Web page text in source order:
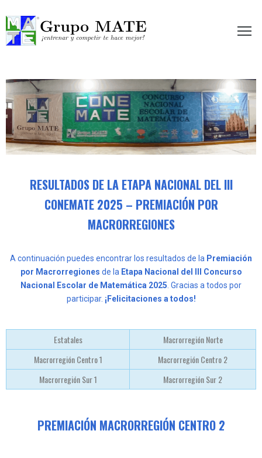
te hace mejor!
RESULTADOS DE LA ETAPA NACIONAL DEL III
CONEMATE 2025 – PREMIACIÓN POR
MACRORREGIONES
A continuación puedes encontrar los resultados de la Premiación
por Macrorregiones de la Etapa Nacional del III Concurso
Nacional Escolar de Matemática 2025. Gracias a todos por
participar. ¡Felicitaciones a todos!
Estatales
Macrorregión Norte
Macrorregión Centro 1
Macrorregión Centro 2
Macrorregión Sur 1
Macrorregión Sur 2
PREMIACIÓN MACRORREGIÓN CENTRO 2